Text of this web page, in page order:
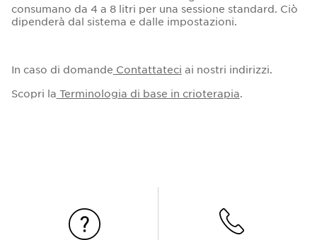
consumano da 4 a 8 litri per una sessione standard. Ciò
dipenderà dal sistema e dalle impostazioni.
In caso di domande Contattateci ai nostri indirizzi.
Scopri la Terminologia di base in crioterapia.